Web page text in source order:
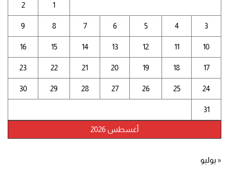
أغسطس 2026
1
2
3
4
5
6
7
8
9
10
11
12
13
14
15
16
17
18
19
20
21
22
23
24
25
26
27
28
29
30
31
« يوليو